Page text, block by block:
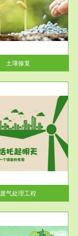
土壤修复
废气处理工程